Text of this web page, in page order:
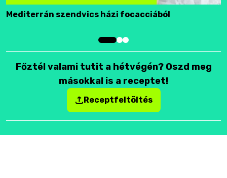
Mediterrán szendvics házi focacciából
Főztél valami tutit a hétvégén? Oszd meg
másokkal is a receptet!
Receptfeltöltés